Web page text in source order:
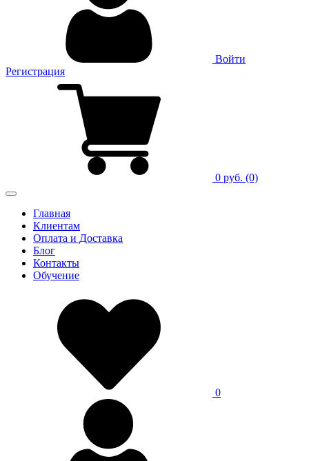
Войти
Регистрация
0 руб. (0)
Главная
Клиентам
Оплата и Доставка
Блог
Контакты
Обучение
0